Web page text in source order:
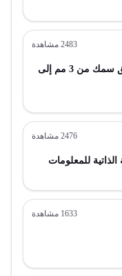
2483 مشاهدة
ألواح زجاج غير مسلحة مصبوب أو مرقق سمك من 3 مم إلى
2476 مشاهدة
1633 مشاهدة